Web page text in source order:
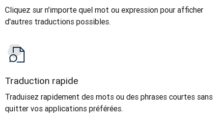
Cliquez sur n'importe quel mot ou expression pour afficher
d'autres traductions possibles.
Traduction rapide
Traduisez rapidement des mots ou des phrases courtes sans
quitter vos applications préférées.